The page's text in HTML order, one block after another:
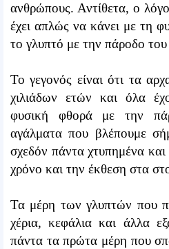
ανθρώπους. Αντίθετα, ο
έχει απλώς να κάνει με τη
το γλυπτό με την πάροδο
Το γεγονός είναι ότι τα
χιλιάδων ετών και όλα
φυσική φθορά με την
αγάλματα που βλέπουμε
σχεδόν πάντα χτυπημένα
χρόνο και την έκθεση στα
Τα μέρη των γλυπτών που
χέρια, κεφάλια και άλλα
πάντα τα πρώτα μέρη που